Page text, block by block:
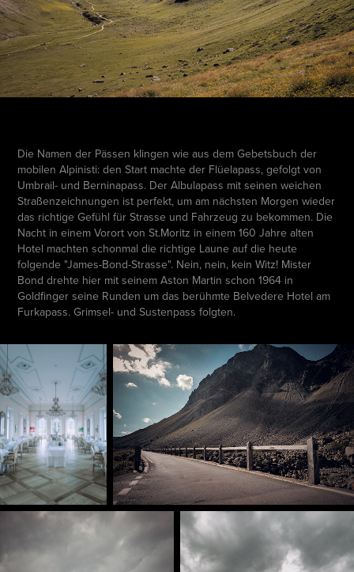
Die Namen der Pässen klingen wie aus dem Gebetsbuch der
mobilen Alpinisti: den Start machte der Flüelapass, gefolgt von
Umbrail- und Berninapass. Der Albulapass mit seinen weichen
Straßenzeichnungen ist perfekt, um am nächsten Morgen wieder
das richtige Gefühl für Strasse und Fahrzeug zu bekommen. Die
Nacht in einem Vorort von St.Moritz in einem 160 Jahre alten
Hotel machten schonmal die richtige Laune auf die heute
folgende "James-Bond-Strasse". Nein, nein, kein Witz! Mister
Bond drehte hier mit seinem Aston Martin schon 1964 in
Goldfinger seine Runden um das berühmte Belvedere Hotel am
Furkapass. Grimsel- und Sustenpass folgten.